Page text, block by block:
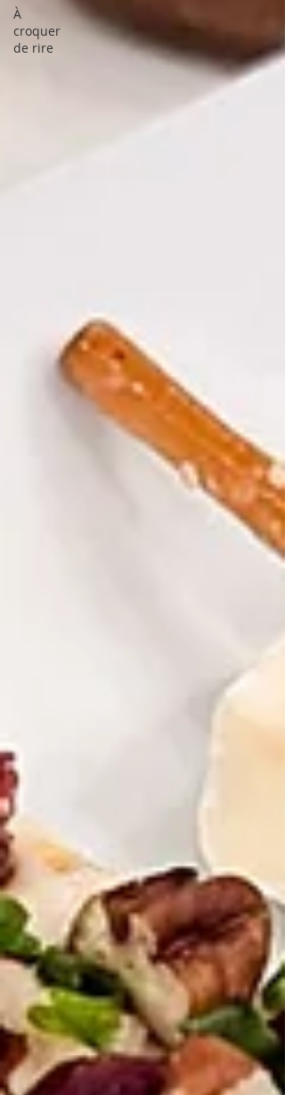
À
croquer
de rire